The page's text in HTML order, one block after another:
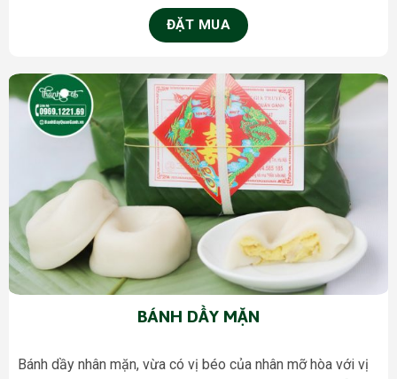
ĐẶT MUA
BÁNH DẦY MẶN
Bánh dầy nhân mặn, vừa có vị béo của nhân mỡ hòa với vị